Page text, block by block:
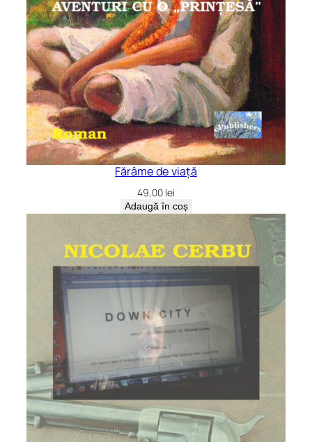
Fărâme de viață
49,00 lei
Adaugă în coș